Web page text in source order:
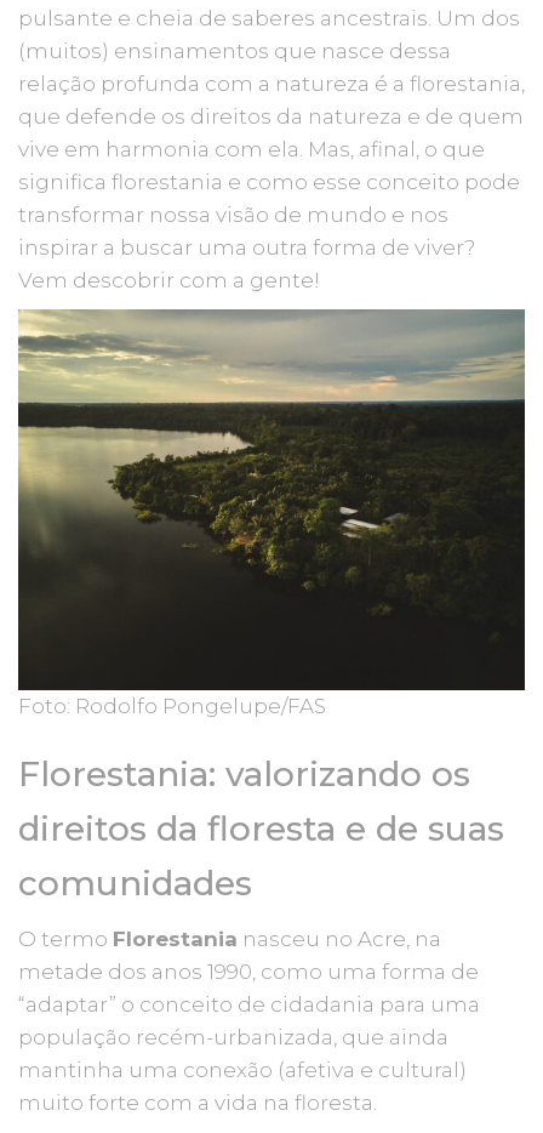
pulsante e cheia de saberes ancestrais. Um dos
(muitos) ensinamentos que nasce dessa
relação profunda com a natureza é a florestania,
que defende os direitos da natureza e de quem
vive em harmonia com ela. Mas, afinal, o que
significa florestania e como esse conceito pode
transformar nossa visão de mundo e nos
inspirar a buscar uma outra forma de viver?
Vem descobrir com a gente!
Foto: Rodolfo Pongelupe/FAS
Florestania: valorizando os
direitos da floresta e de suas
comunidades
O termo Florestania nasceu no Acre, na
metade dos anos 1990, como uma forma de
“adaptar” o conceito de cidadania para uma
população recém-urbanizada, que ainda
mantinha uma conexão (afetiva e cultural)
muito forte com a vida na floresta.